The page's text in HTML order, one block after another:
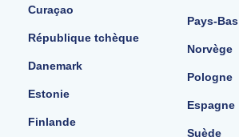
Curaçao
République tchèque
Danemark
Estonie
Finlande
Pays-Bas
Norvège
Pologne
Espagne
Suède